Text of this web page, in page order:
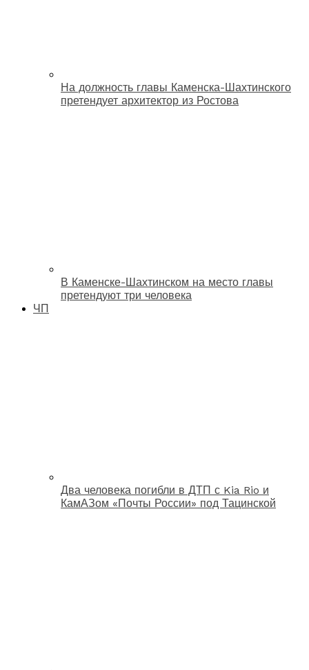
На должность главы Каменска-Шахтинского
претендует архитектор из Ростова
В Каменске-Шахтинском на место главы
претендуют три человека
ЧП
Два человека погибли в ДТП с Kia Rio и
КамАЗом «Почты России» под Тацинской